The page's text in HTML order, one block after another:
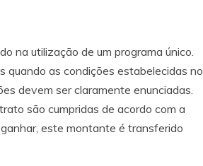
na utilização de um programa único.
quando as condições estabelecidas no
devem ser claramente enunciadas.
são cumpridas de acordo com a
este montante é transferido